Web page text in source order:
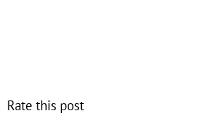
Rate this post